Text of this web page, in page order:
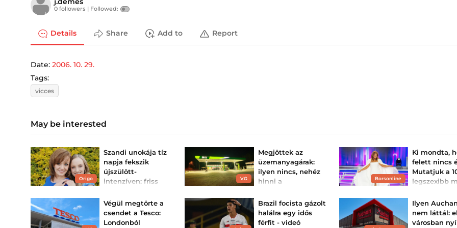
0 followers | Followed:
Details Share Add to Report
Date: 2006. 10. 29.
Tags:
vicces
May be interested
Origo
Szandi unokája tíz
napja fekszik
újszülött-
intenzíven: friss
Vejének is üzent az
énekesnő.
VG
Megjöttek az
üzemanyagárak:
ilyen nincs, nehéz
hinni a
mi történik itt –
ennyiért t...
Ismét csökkent az
üzemanyagok ára
Borsonline
Ki mondta,
felett nincs
Mutatjuk a
legszexibb
Claudiától
Keleti Andrea
és mégis
Végül megtörte a
csendet a Tesco:
Londonból
Brazil focista gázolt
halálra egy idős
férfit - videó
Ilyen
nem láttál:
városban